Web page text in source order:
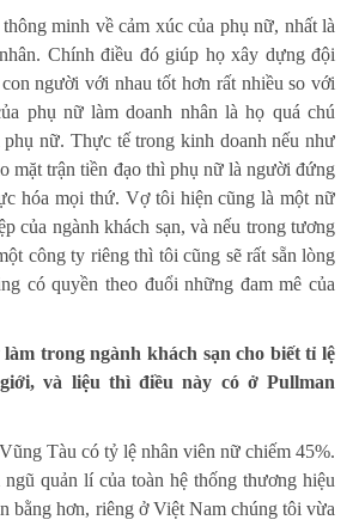
minh về cảm xúc của phụ nữ, nhất là
Chính điều đó giúp họ xây dựng đội
người với nhau tốt hơn rất nhiều so với
phụ nữ làm doanh nhân là họ quá chú
nữ. Thực tế trong kinh doanh nếu như
mặt trận tiền đạo thì phụ nữ là người đứng
hóa mọi thứ. Vợ tôi hiện cũng là một nữ
của ngành khách sạn, và nếu trong tương
công ty riêng thì tôi cũng sẽ rất sẵn lòng
có quyền theo đuổi những đam mê của
trong ngành khách sạn cho biết tỉ lệ
và liệu thì điều này có ở Pullman
Tàu có tỷ lệ nhân viên nữ chiếm 45%.
quản lí của toàn hệ thống thương hiệu
bằng hơn, riêng ở Việt Nam chúng tôi vừa